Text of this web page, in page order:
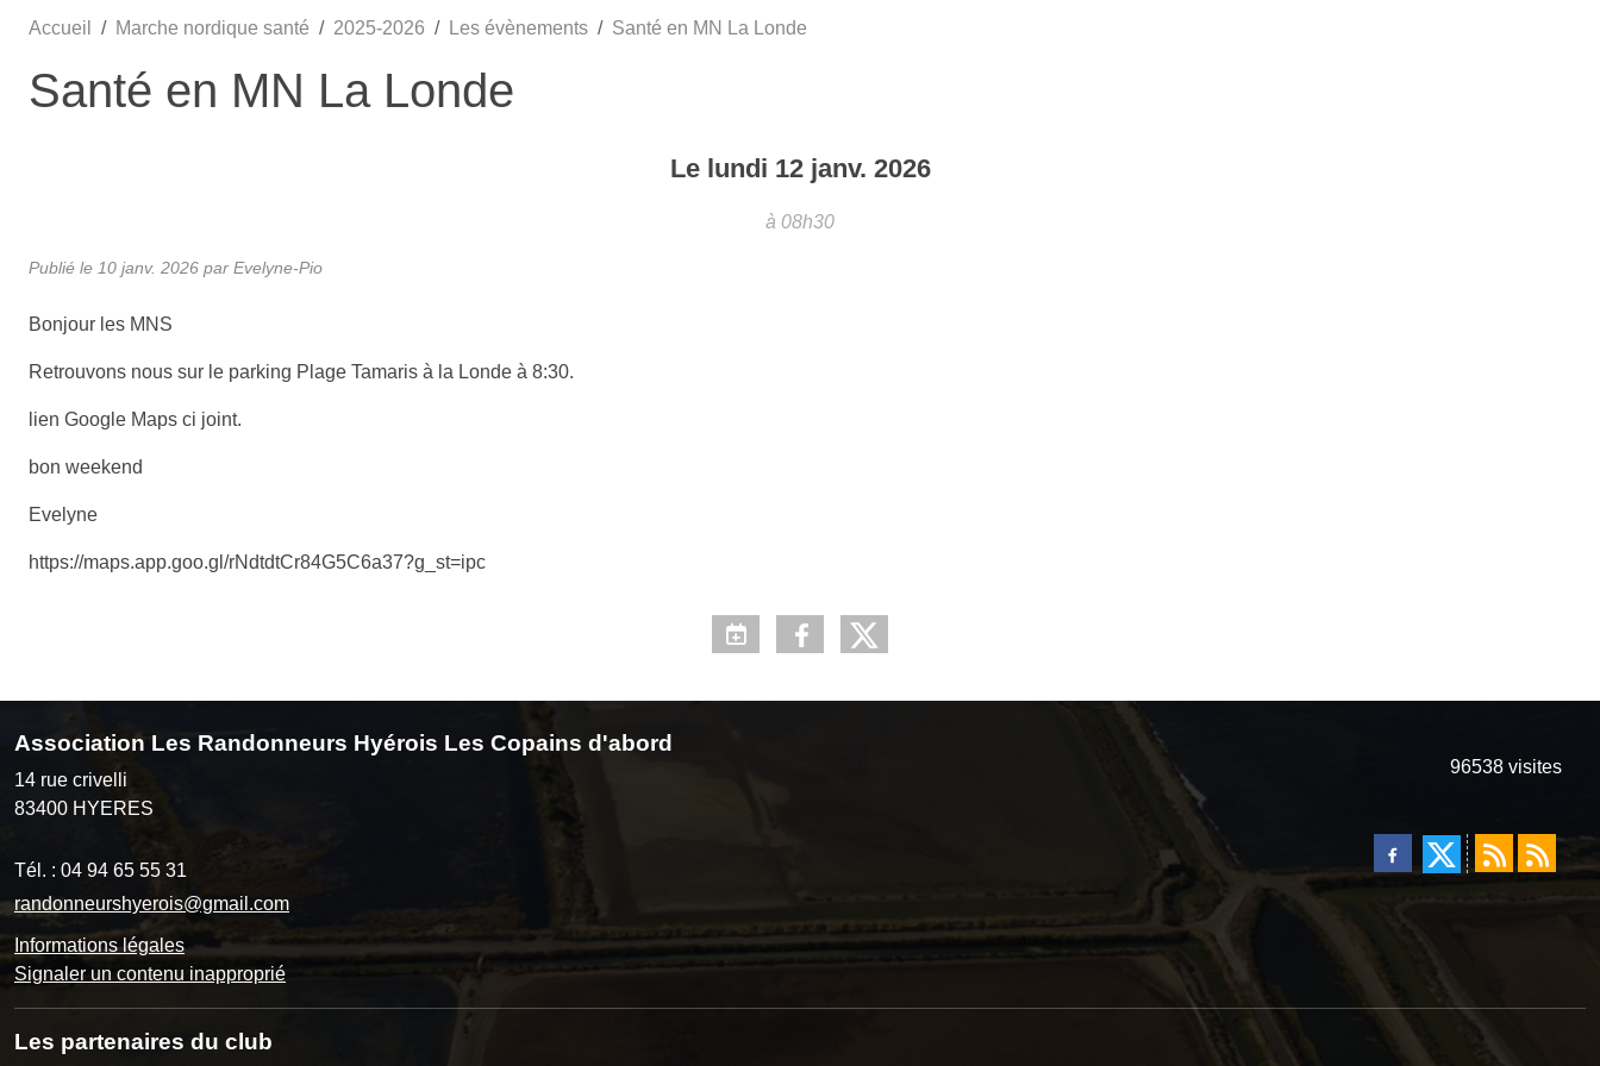
Accueil Marche nordique santé 2025-2026 Les évènements Santé en MN La Londe
Santé en MN La Londe
Le lundi 12 janv. 2026
à 08h30
Publié le 10 janv. 2026 par Evelyne-Pio
Bonjour les MNS
Retrouvons nous sur le parking Plage Tamaris à la Londe à 8:30.
lien Google Maps ci joint.
bon weekend
Evelyne
https://maps.app.goo.gl/rNdtdtCr84G5C6a37?g_st=ipc
Association Les Randonneurs Hyérois Les Copains d'abord
14 rue crivelli
83400 HYERES
Tél. : 04 94 65 55 31
randonneurshyerois@gmail.com
Informations légales
Signaler un contenu inapproprié
96538 visites
Les partenaires du club